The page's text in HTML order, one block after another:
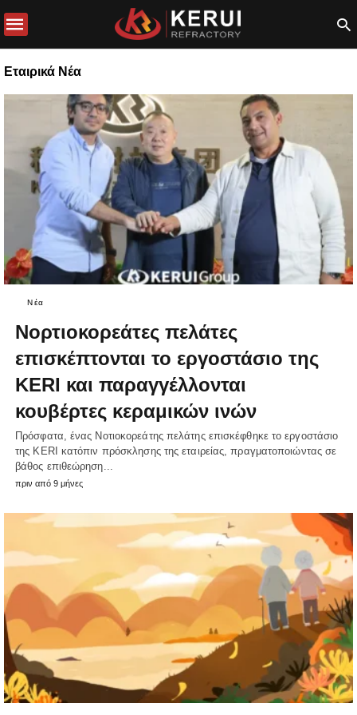
Εταιρικά Νέα
Νέα
Νορτιοκορεάτες πελάτες
επισκέπτονται το εργοστάσιο της
KERI και παραγγέλλονται
κουβέρτες κεραμικών ινών
Πρόσφατα, ένας Νοτιοκορεάτης πελάτης επισκέφθηκε το εργοστάσιο
της KERI κατόπιν πρόσκλησης της εταιρείας, πραγματοποιώντας σε
βάθος επιθεώρηση...
πριν από 9 μήνες